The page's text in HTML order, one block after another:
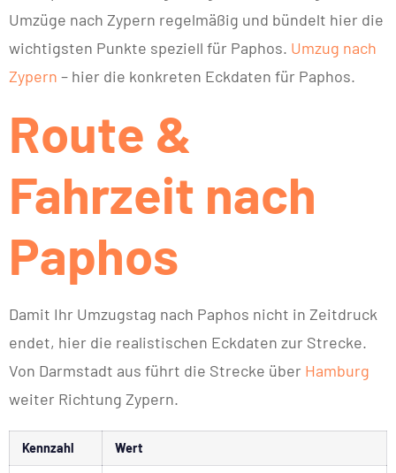
Umzüge nach Zypern regelmäßig und bündelt hier die
wichtigsten Punkte speziell für Paphos. Umzug nach
Zypern – hier die konkreten Eckdaten für Paphos.
Route &
Fahrzeit nach
Paphos
Damit Ihr Umzugstag nach Paphos nicht in Zeitdruck
endet, hier die realistischen Eckdaten zur Strecke.
Von Darmstadt aus führt die Strecke über Hamburg
weiter Richtung Zypern.
Kennzahl Wert